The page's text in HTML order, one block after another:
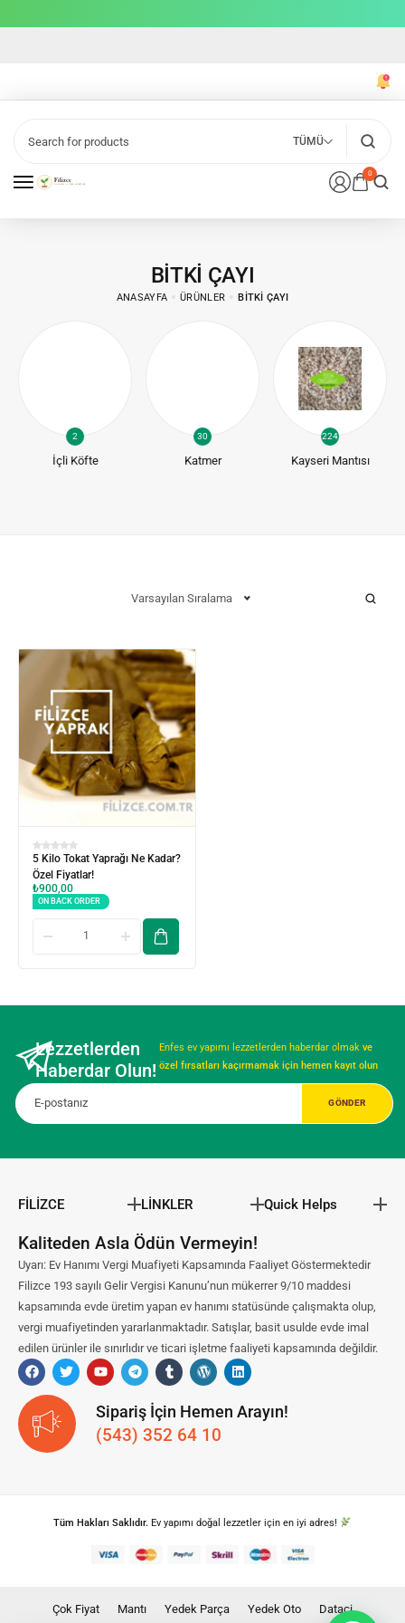
0
TÜMÜ
BITKI ÇAYI
ANASAYFA ÜRÜNLER BITKI ÇAYI
2
İçli Köfte
30
Katmer
224
Kayseri Mantısı
Varsayılan Sıralama
5 Kilo Tokat Yaprağı Ne Kadar?
Özel Fiyatlar!
₺900,00
ON BACK ORDER
Lezzetlerden
Haberdar Olun!
Enfes ev yapımı lezzetlerden haberdar olmak ve
özel fırsatları kaçırmamak için hemen kayıt olun
FİLİZCE LİNKLER Quick Helps
Kaliteden Asla Ödün Vermeyin!
Uyarı: Ev Hanımı Vergi Muafiyeti Kapsamında Faaliyet Göstermektedir
Filizce 193 sayılı Gelir Vergisi Kanunu’nun mükerrer 9/10 maddesi
kapsamında evde üretim yapan ev hanımı statüsünde çalışmakta olup,
vergi muafiyetinden yararlanmaktadır. Satışlar, basit usulde evde imal
edilen ürünler ile sınırlıdır ve ticari işletme faaliyeti kapsamında değildir.
Sipariş İçin Hemen Arayın!
(543) 352 64 10
Tüm Hakları Saklıdır. Ev yapımı doğal lezzetler için en iyi adres!
Çok Fiyat Mantı Yedek Parça Yedek Oto Dataci